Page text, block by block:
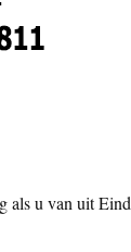
u van uit